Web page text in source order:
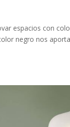
espacios con
negro nos